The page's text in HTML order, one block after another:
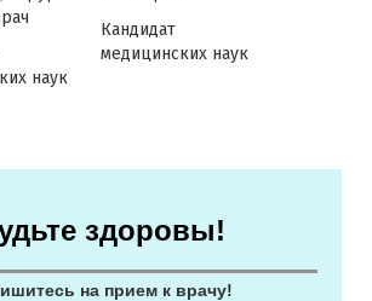
наук
Кандидат
медицинских наук
здоровы!
на прием к врачу!